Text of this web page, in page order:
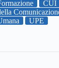
CUI
UPE